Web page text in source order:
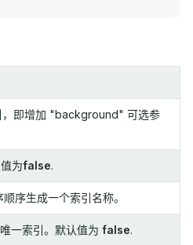
，即增加 "background" 可选参
为false.
序生成一个索引名称。
一索引。默认值为 false.